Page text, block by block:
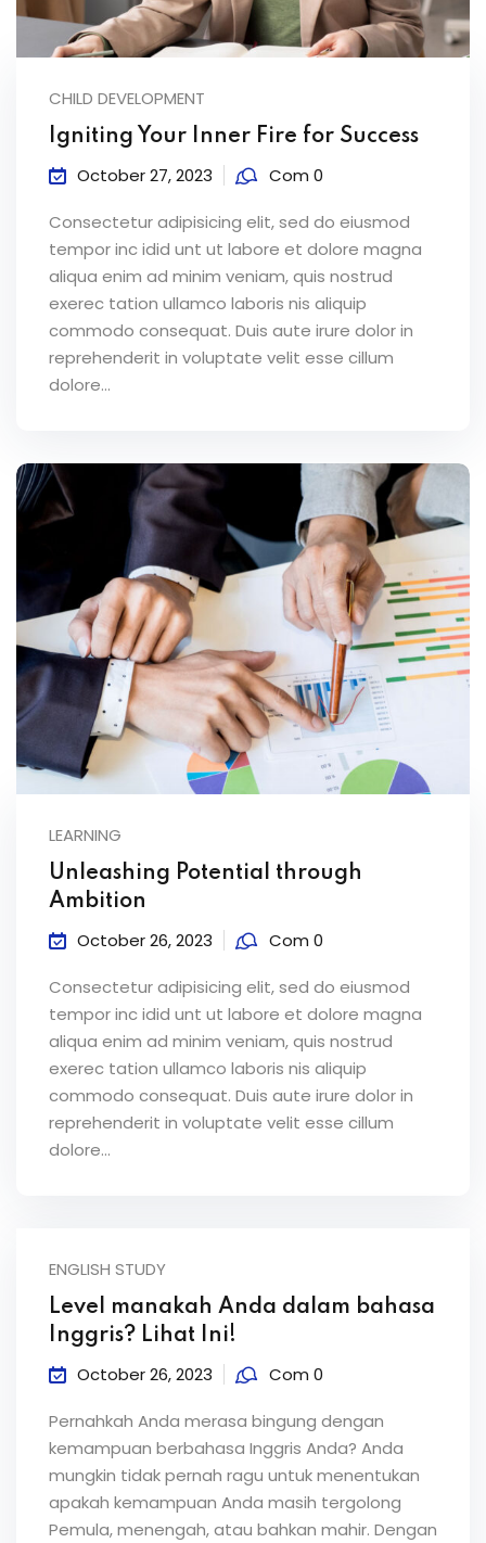
CHILD DEVELOPMENT
Igniting Your Inner Fire for Success
October 27, 2023 Com 0
Consectetur adipisicing elit, sed do eiusmod
tempor inc idid unt ut labore et dolore magna
aliqua enim ad minim veniam, quis nostrud
exerec tation ullamco laboris nis aliquip
commodo consequat. Duis aute irure dolor in
reprehenderit in voluptate velit esse cillum
dolore...
LEARNING
Unleashing Potential through
Ambition
October 26, 2023 Com 0
Consectetur adipisicing elit, sed do eiusmod
tempor inc idid unt ut labore et dolore magna
aliqua enim ad minim veniam, quis nostrud
exerec tation ullamco laboris nis aliquip
commodo consequat. Duis aute irure dolor in
reprehenderit in voluptate velit esse cillum
dolore...
ENGLISH STUDY
Level manakah Anda dalam bahasa
Inggris? Lihat Ini!
October 26, 2023 Com 0
Pernahkah Anda merasa bingung dengan
kemampuan berbahasa Inggris Anda? Anda
mungkin tidak pernah ragu untuk menentukan
apakah kemampuan Anda masih tergolong
Pemula, menengah, atau bahkan mahir. Dengan